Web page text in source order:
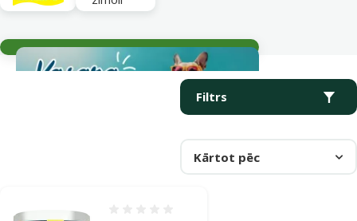
Filtrs
Kārtot pēc